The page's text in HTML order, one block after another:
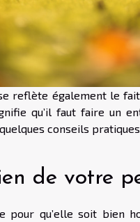
reflète également le
qu’il faut faire un
conseils
de votre
qu’elle soit bien